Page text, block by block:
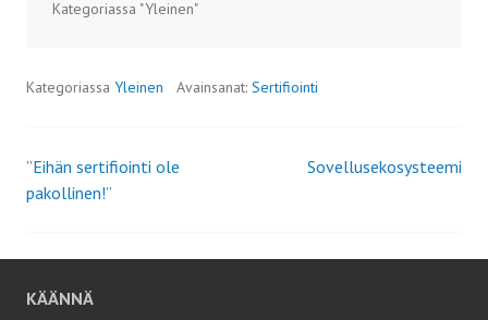
Kategoriassa "Yleinen"
Kategoriassa Yleinen Avainsanat: Sertifiointi
Artikkelien
”Eihän sertifiointi ole
pakollinen!”
Sovellusekosysteemi
KÄÄNNÄ